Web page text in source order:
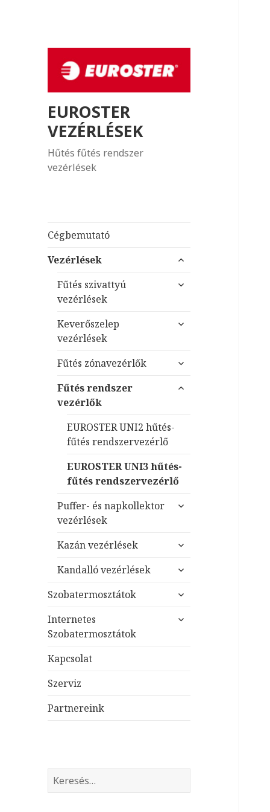
EUROSTER
VEZÉRLÉSEK
Hűtés fűtés rendszer
vezérlések
Cégbemutató
Vezérlések
almenü
Fűtés szivattyú
vezérlések
almenü
Keverőszelep
vezérlések
almenü
Fűtés zónavezérlők
almenü
Fűtés rendszer
vezérlők
almenü
EUROSTER UNI2 hűtés-
fűtés rendszervezérlő
EUROSTER UNI3 hűtés-
fűtés rendszervezérlő
Puffer- és napkollektor
vezérlések
almenü
Kazán vezérlések
almenü
Kandalló vezérlések
almenü
Szobatermosztátok
almenü
Internetes
Szobatermosztátok
almenü
Kapcsolat
Szerviz
Partnereink
K
e